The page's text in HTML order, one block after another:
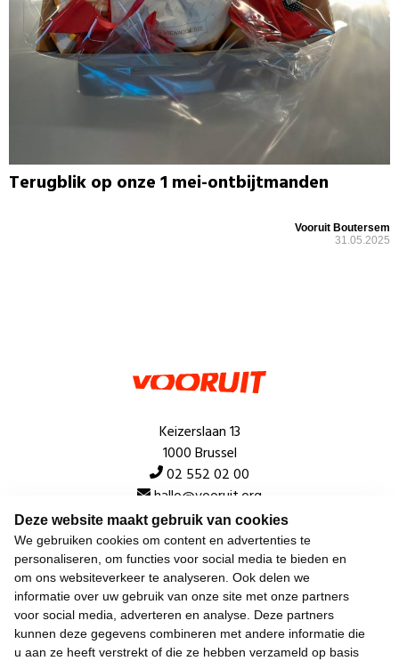
Deze website maakt gebruik van cookies
We gebruiken cookies om content en advertenties te
personaliseren, om functies voor social media te bieden en
om ons websiteverkeer te analyseren. Ook delen we
informatie over uw gebruik van onze site met onze partners
voor social media, adverteren en analyse. Deze partners
kunnen deze gegevens combineren met andere informatie die
u aan ze heeft verstrekt of die ze hebben verzameld op basis
Terugblik op onze 1 mei-ontbijtmanden
Vooruit Boutersem
31.05.2025
Keizerslaan 13
1000 Brussel
02 552 02 00
hallo@vooruit.org
Snel
Over de beweging
Algemeen